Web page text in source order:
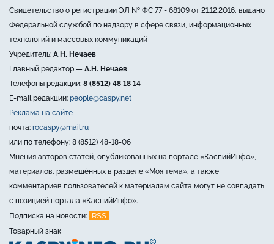
Свидетельство о регистрации ЭЛ № ФС 77 - 68109 от 21.12.2016, выдано
Федеральной службой по надзору в сфере связи, информационных
технологий и массовых коммуникаций
Учредитель: А.Н. Нечаев
Главный редактор — А.Н. Нечаев
Телефоны редакции: 8 (8512) 48 18 14
E-mail редакции: people@caspy.net
Реклама на сайте
почта: rocaspy@mail.ru
или по телефону: 8 (8512) 48-18-06
Мнения авторов статей, опубликованных на портале «КаспийИнфо»,
материалов, размещённых в разделе «Моя тема», а также
комментариев пользователей к материалам сайта могут не совпадать
с позицией портала «КаспийИнфо».
Подписка на новости:
RSS
Товарный знак